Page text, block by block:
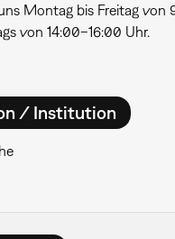
Montag bis Freitag von
von 14:00–16:00 Uhr.
/ Institution